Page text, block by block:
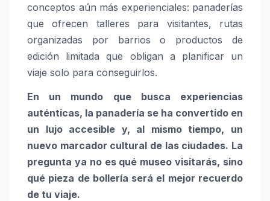
conceptos aún más experienciales: panaderías
que ofrecen talleres para visitantes, rutas
organizadas por barrios o productos de
edición limitada que obligan a planificar un
viaje solo para conseguirlos.
En un mundo que busca experiencias
auténticas, la panadería se ha convertido en
un lujo accesible y, al mismo tiempo, un
nuevo marcador cultural de las ciudades. La
pregunta ya no es qué museo visitarás, sino
qué pieza de bollería será el mejor recuerdo
de tu viaje.